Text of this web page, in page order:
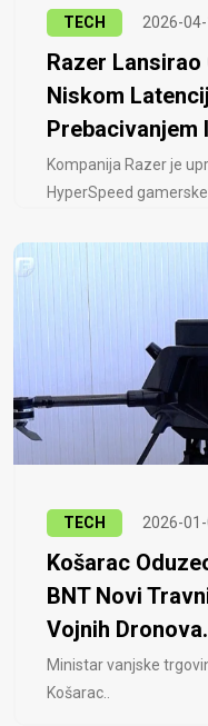
TECH 2026-
Razer
Niskom
Prebacivanjem
Kompanija Razer je
HyperSpeed
TECH 2026-
Košarac
BNT Novi
Vojnih
Ministar vanjske
Košarac..